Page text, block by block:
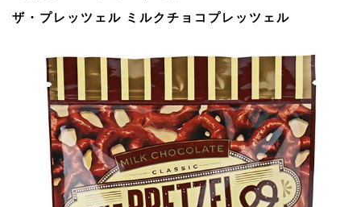
ザ・プレッツェル ミルクチョコプレッツェル